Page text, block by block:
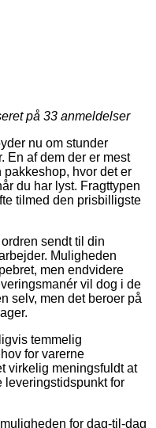
på 33 anmeldelser
nu om stunder
En af dem der er mest
hvor det er
du har lyst. Fragttypen
tilmed den prisbilligste
sendt til din
Muligheden
men endvidere
vil dog i de
selv, men det beroer på
temmelig
for varerne
virkelig meningsfuldt at
leveringstidspunkt for
for dag-til-dag